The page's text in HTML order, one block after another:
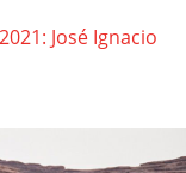
José Ignacio